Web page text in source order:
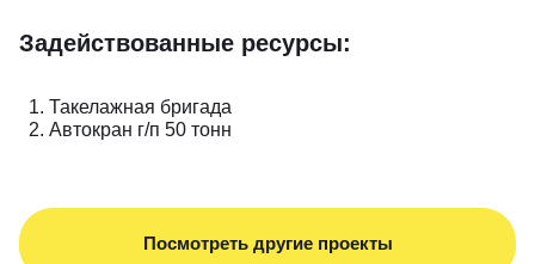
Задействованные ресурсы:
Такелажная бригада
Автокран г/п 50 тонн
Посмотреть другие проекты